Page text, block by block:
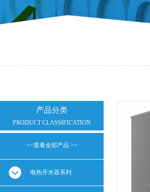
全部产品
电热开水器系列
产品分类
PRODUCT CLASSIFICATION
<<查看全部产品 >>